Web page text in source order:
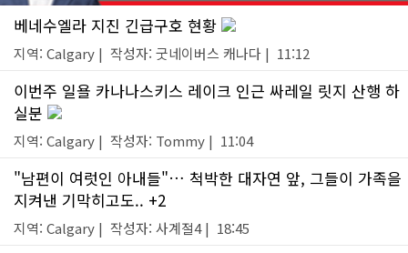
베네수엘라 지진 긴급구호 현황
지역: Calgary | 작성자: 굿네이버스 캐나다 | 11:12
이번주 일욜 카나나스키스 레이크 인근 싸레일 릿지 산행 하
실분
지역: Calgary | 작성자: Tommy | 11:04
"남편이 여럿인 아내들"… 척박한 대자연 앞, 그들이 가족을
지켜낸 기막히고도.. +2
지역: Calgary | 작성자: 사계절4 | 18:45